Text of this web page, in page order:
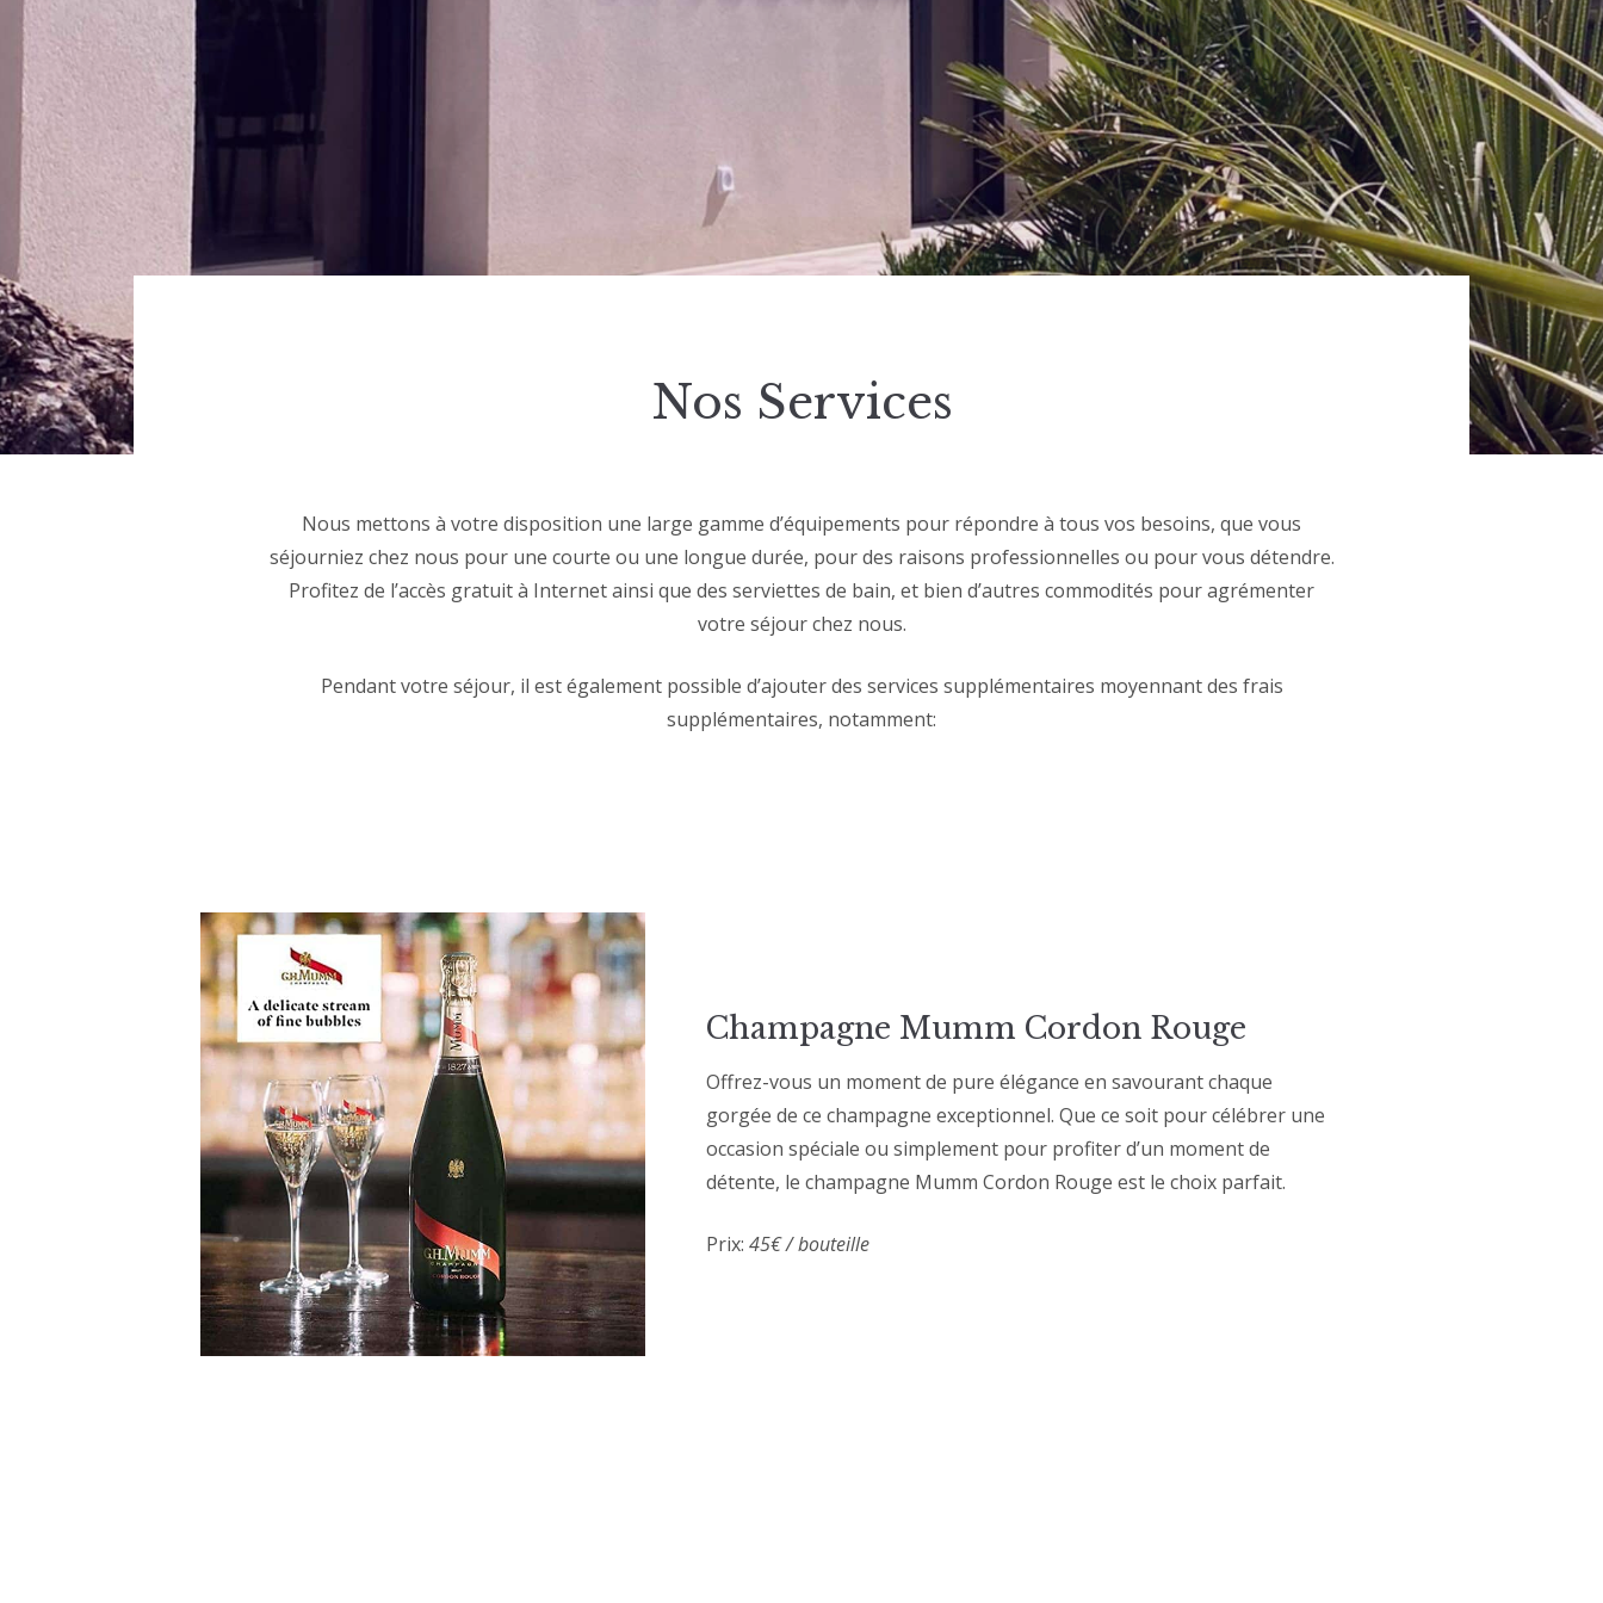
Nos Services
Nous mettons à votre disposition une large gamme d’équipements pour répondre à tous vos besoins, que vous
séjourniez chez nous pour une courte ou une longue durée, pour des raisons professionnelles ou pour vous détendre.
Profitez de l’accès gratuit à Internet ainsi que des serviettes de bain, et bien d’autres commodités pour agrémenter
votre séjour chez nous.
Pendant votre séjour, il est également possible d’ajouter des services supplémentaires moyennant des frais
supplémentaires, notamment:
Champagne Mumm Cordon Rouge
Offrez-vous un moment de pure élégance en savourant chaque
gorgée de ce champagne exceptionnel. Que ce soit pour célébrer une
occasion spéciale ou simplement pour profiter d’un moment de
détente, le champagne Mumm Cordon Rouge est le choix parfait.
Prix: 45€ / bouteille